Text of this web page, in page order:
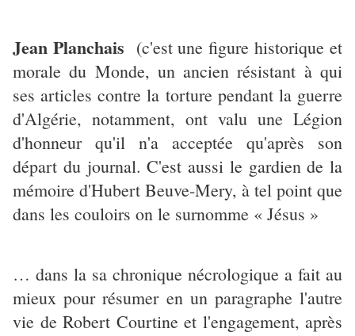
Jean Planchais (c'est une figure historique et
morale du Monde, un ancien résistant à qui
ses articles contre la torture pendant la guerre
d'Algérie, notamment, ont valu une Légion
d'honneur qu'il n'a acceptée qu'après son
départ du journal. C'est aussi le gardien de la
mémoire d'Hubert Beuve-Mery, à tel point que
dans les couloirs on le surnomme « Jésus »
… dans la sa chronique nécrologique a fait au
mieux pour résumer en un paragraphe l'autre
vie de Robert Courtine et l'engagement, après